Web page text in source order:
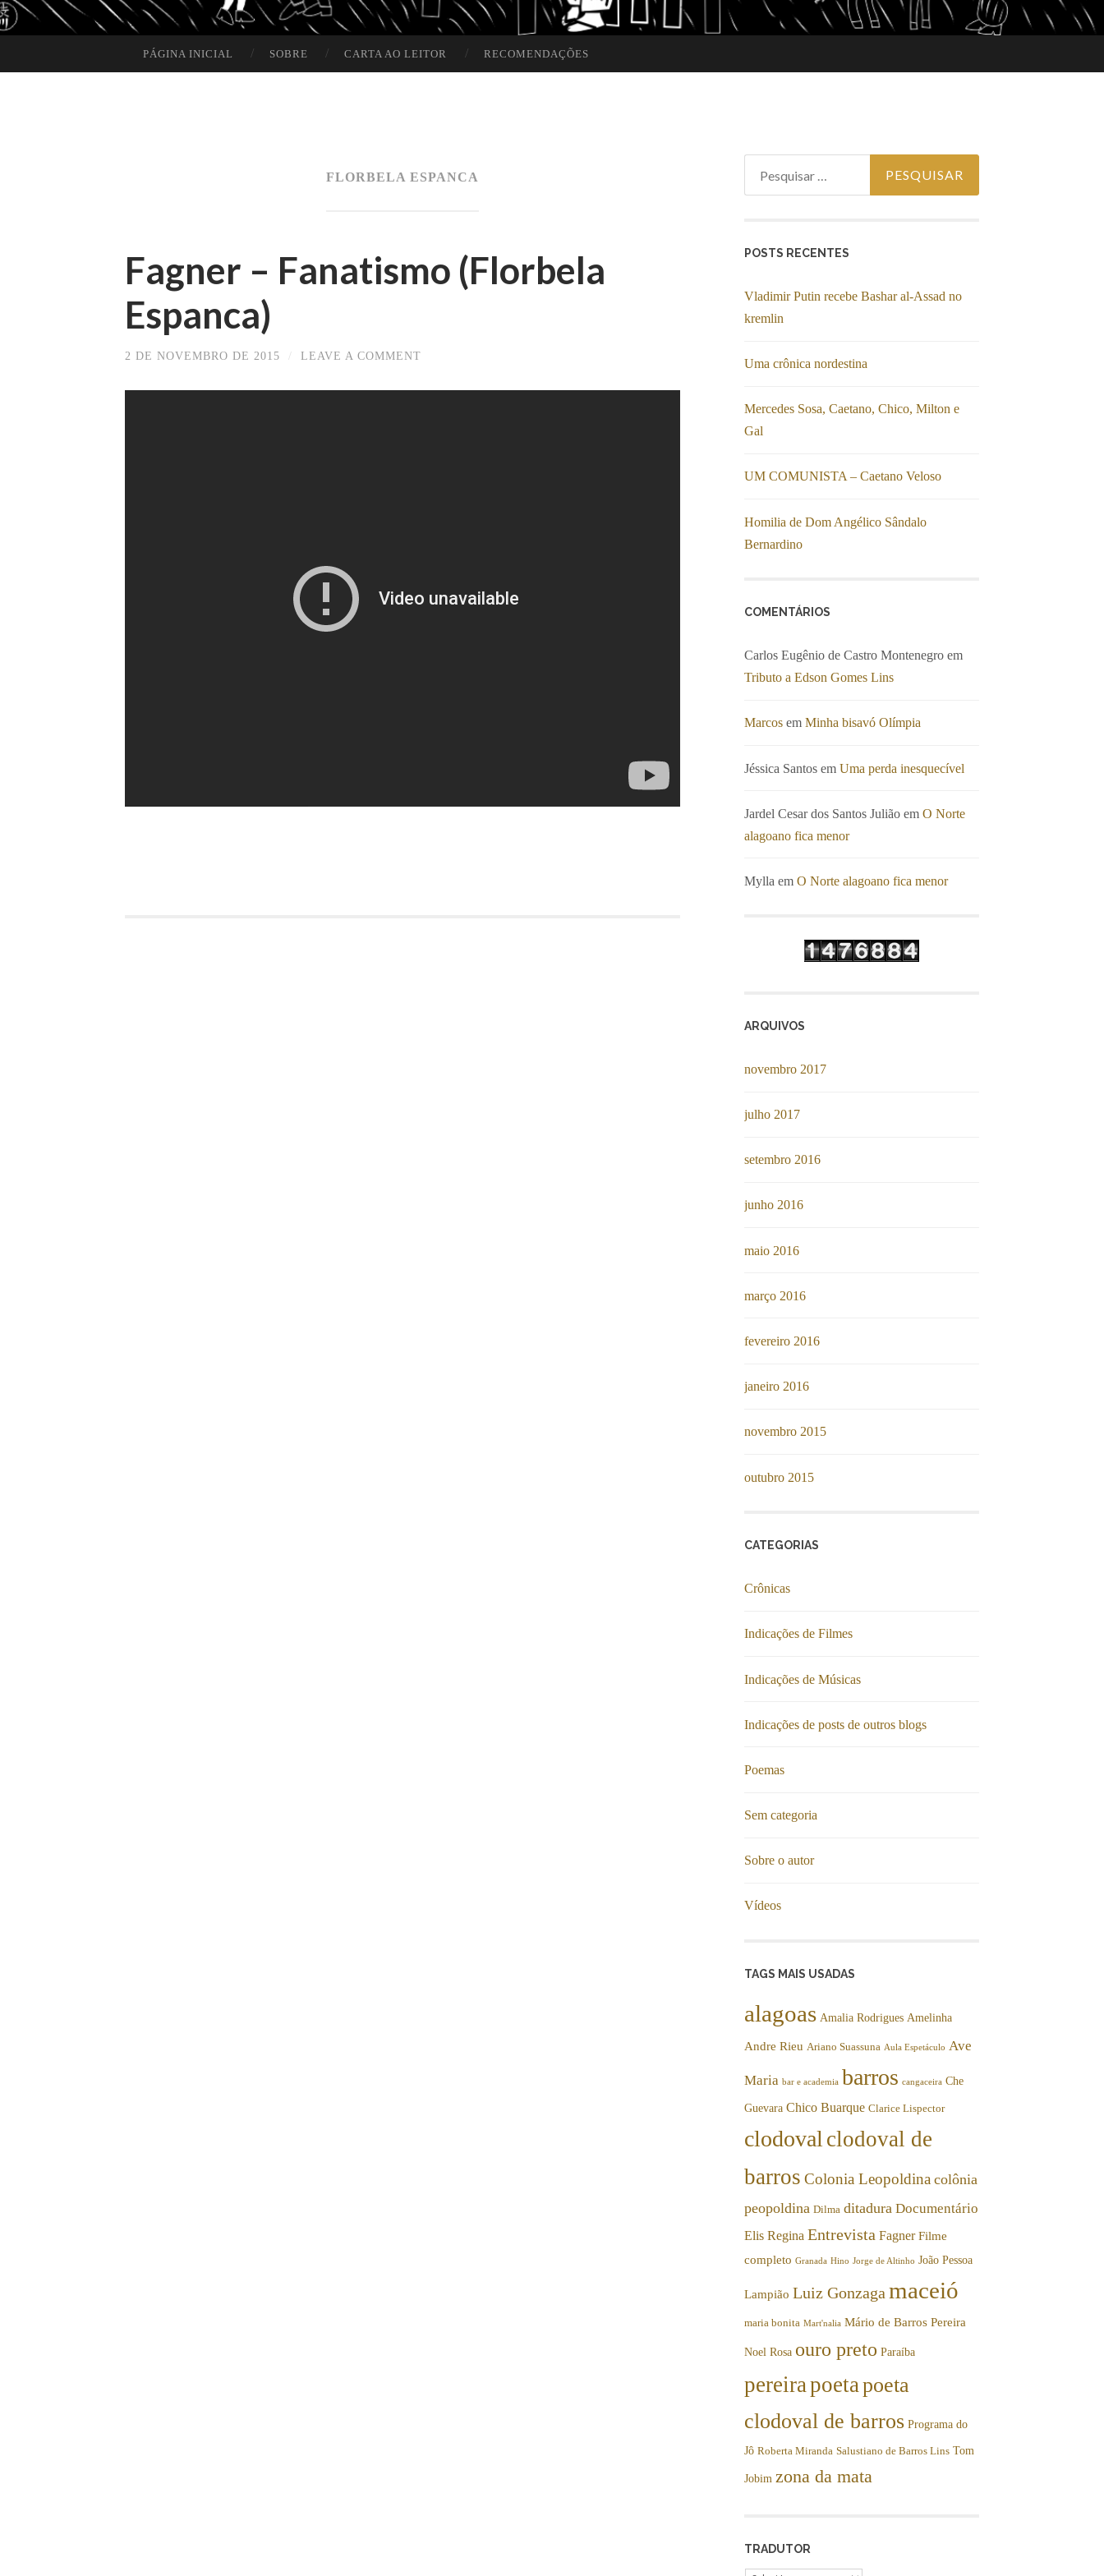
PÁGINA INICIAL SOBRE CARTA AO LEITOR RECOMENDAÇÕES
FLORBELA ESPANCA
Fagner – Fanatismo (Florbela
Espanca)
2 DE NOVEMBRO DE 2015 LEAVE A COMMENT
POSTS RECENTES
Vladimir Putin recebe Bashar al-Assad no
kremlin
Uma crônica nordestina
Mercedes Sosa, Caetano, Chico, Milton e
Gal
UM COMUNISTA – Caetano Veloso
Homilia de Dom Angélico Sândalo
Bernardino
COMENTÁRIOS
Carlos Eugênio de Castro Montenegro em
Tributo a Edson Gomes Lins
Marcos em Minha bisavó Olímpia
Jéssica Santos em Uma perda inesquecível
Jardel Cesar dos Santos Julião em O Norte
alagoano fica menor
Mylla em O Norte alagoano fica menor
ARQUIVOS
novembro 2017
julho 2017
setembro 2016
junho 2016
maio 2016
março 2016
fevereiro 2016
janeiro 2016
novembro 2015
outubro 2015
CATEGORIAS
Crônicas
Indicações de Filmes
Indicações de Músicas
Indicações de posts de outros blogs
Poemas
Sem categoria
Sobre o autor
Vídeos
TAGS MAIS USADAS
alagoas Amalia Rodrigues Amelinha
Andre Rieu Ariano Suassuna Aula Espetáculo Ave
Maria bar e academia barros cangaceira Che
Guevara Chico Buarque Clarice Lispector
clodoval clodoval de
barros Colonia Leopoldina colônia
peopoldina Dilma ditadura Documentário
Elis Regina Entrevista Fagner Filme
completo Granada Hino Jorge de Altinho João Pessoa
Lampião Luiz Gonzaga maceió
maria bonita Mart'nalia Mário de Barros Pereira
Noel Rosa ouro preto Paraíba
pereira poeta poeta
clodoval de barros Programa do
Jô Roberta Miranda Salustiano de Barros Lins Tom
Jobim zona da mata
TRADUTOR